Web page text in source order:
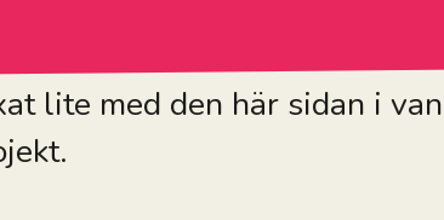
lite med den här sidan i